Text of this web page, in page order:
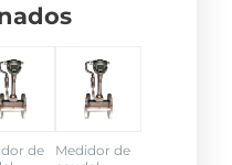
de
Medidor de